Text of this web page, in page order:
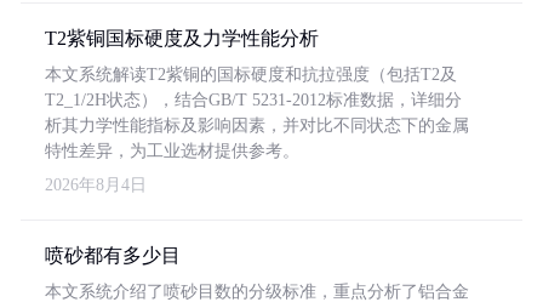
T2紫铜国标硬度及力学性能分析
本文系统解读T2紫铜的国标硬度和抗拉强度（包括T2及
T2_1/2H状态），结合GB/T 5231-2012标准数据，详细分
析其力学性能指标及影响因素，并对比不同状态下的金属
特性差异，为工业选材提供参考。
2026年8月4日
喷砂都有多少目
本文系统介绍了喷砂目数的分级标准，重点分析了铝合金